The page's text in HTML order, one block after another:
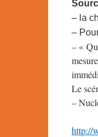
– la
–
– «
Le
–
http://